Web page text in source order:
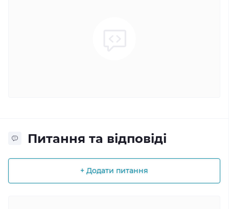
Питання та відповіді
+ Додати питання